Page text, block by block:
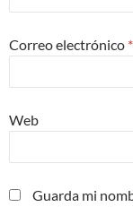
Correo electrónico *
Web
Guarda mi